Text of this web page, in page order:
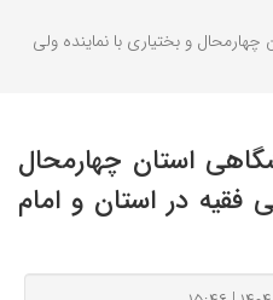
و بختیاری با نماینده ولی
استان چهارمحال
فقیه در استان و امام